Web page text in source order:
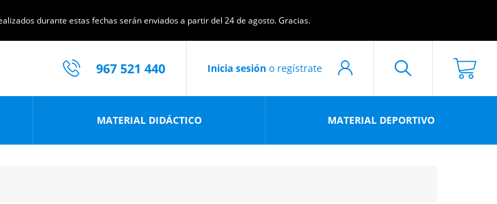
durante estas fechas serán enviados a partir del 24 de agosto. Gracias.
Inicia sesión o regístrate
967 521 440
MATERIAL DIDÁCTICO MATERIAL DEPORTIVO